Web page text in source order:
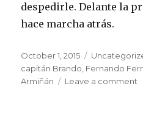
despedirle. Delante la
hace marcha atrás.
Posted
on
October 1, 2015 Categories
capitán Brando Fernando
Armiñán
Leave a comment